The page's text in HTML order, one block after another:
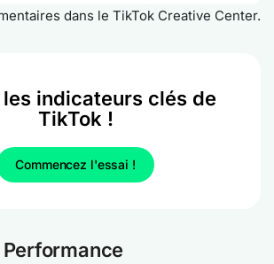
dans le TikTok Creative Center.
les indicateurs clés de
TikTok !
Commencez l'essai !